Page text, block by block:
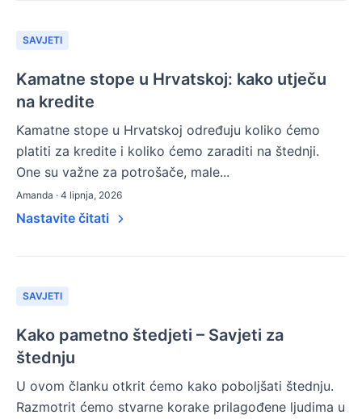
SAVJETI
Kamatne stope u Hrvatskoj: kako utječu
na kredite
Kamatne stope u Hrvatskoj određuju koliko ćemo
platiti za kredite i koliko ćemo zaraditi na štednji.
One su važne za potrošače, male...
Amanda · 4 lipnja, 2026
Nastavite čitati
SAVJETI
Kako pametno štedjeti – Savjeti za
štednju
U ovom članku otkrit ćemo kako poboljšati štednju.
Razmotrit ćemo stvarne korake prilagođene ljudima u